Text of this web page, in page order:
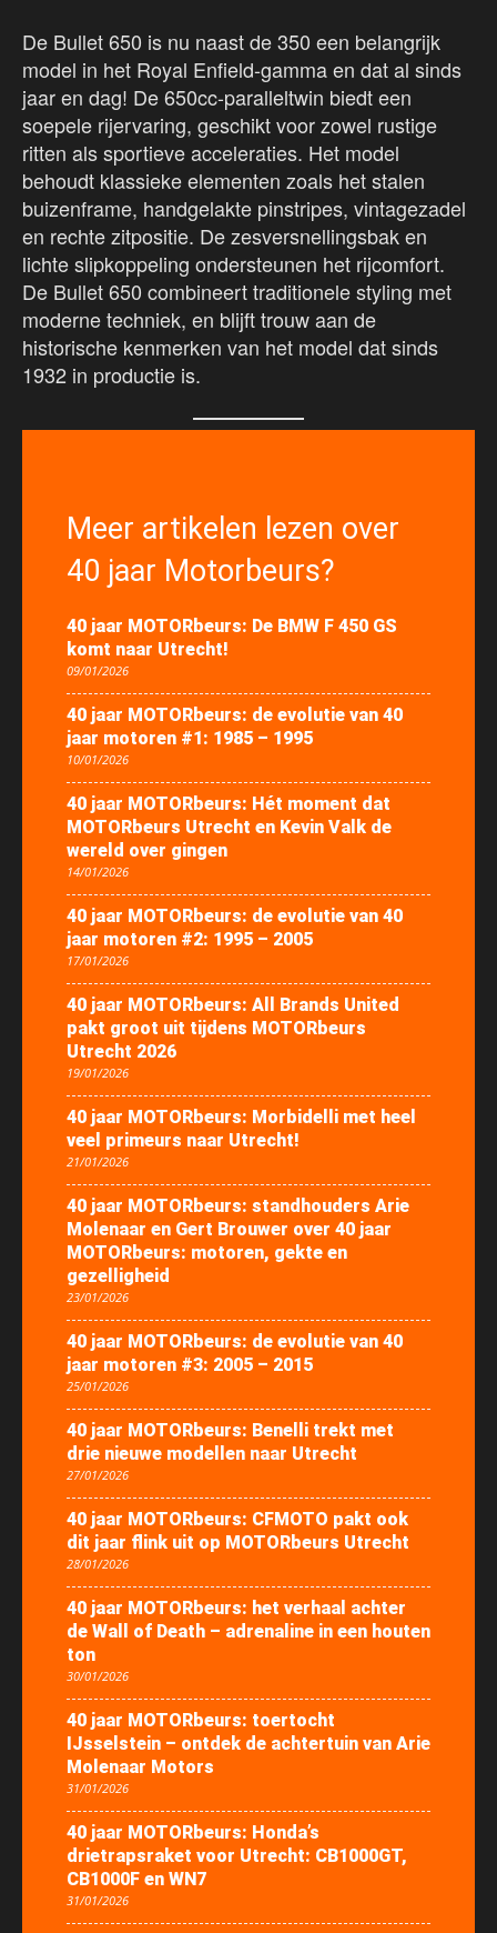
De Bullet 650 is nu naast de 350 een belangrijk
model in het Royal Enfield-gamma en dat al sinds
jaar en dag! De 650cc-paralleltwin biedt een
soepele rijervaring, geschikt voor zowel rustige
ritten als sportieve acceleraties. Het model
behoudt klassieke elementen zoals het stalen
buizenframe, handgelakte pinstripes, vintagezadel
en rechte zitpositie. De zesversnellingsbak en
lichte slipkoppeling ondersteunen het rijcomfort.
De Bullet 650 combineert traditionele styling met
moderne techniek, en blijft trouw aan de
historische kenmerken van het model dat sinds
1932 in productie is.
Meer artikelen lezen over
40 jaar Motorbeurs?
40 jaar MOTORbeurs: De BMW F 450 GS
komt naar Utrecht!
09/01/2026
40 jaar MOTORbeurs: de evolutie van 40
jaar motoren #1: 1985 – 1995
10/01/2026
40 jaar MOTORbeurs: Hét moment dat
MOTORbeurs Utrecht en Kevin Valk de
wereld over gingen
14/01/2026
40 jaar MOTORbeurs: de evolutie van 40
jaar motoren #2: 1995 – 2005
17/01/2026
40 jaar MOTORbeurs: All Brands United
pakt groot uit tijdens MOTORbeurs
Utrecht 2026
19/01/2026
40 jaar MOTORbeurs: Morbidelli met heel
veel primeurs naar Utrecht!
21/01/2026
40 jaar MOTORbeurs: standhouders Arie
Molenaar en Gert Brouwer over 40 jaar
MOTORbeurs: motoren, gekte en
gezelligheid
23/01/2026
40 jaar MOTORbeurs: de evolutie van 40
jaar motoren #3: 2005 – 2015
25/01/2026
40 jaar MOTORbeurs: Benelli trekt met
drie nieuwe modellen naar Utrecht
27/01/2026
40 jaar MOTORbeurs: CFMOTO pakt ook
dit jaar flink uit op MOTORbeurs Utrecht
28/01/2026
40 jaar MOTORbeurs: het verhaal achter
de Wall of Death – adrenaline in een houten
ton
30/01/2026
40 jaar MOTORbeurs: toertocht
IJsselstein – ontdek de achtertuin van Arie
Molenaar Motors
31/01/2026
40 jaar MOTORbeurs: Honda’s
drietrapsraket voor Utrecht: CB1000GT,
CB1000F en WN7
31/01/2026